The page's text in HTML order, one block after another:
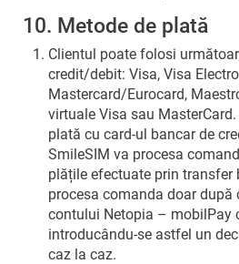
10. Metode de plată
Clientul poate folosi
credit/debit: Visa, Visa
Mastercard/Eurocard,
virtuale Visa sau
plată cu card-ul bancar de
SmileSIM va procesa
plățile efectuate prin transfer
procesa comanda doar după
contului Netopia – mobilPay
introducându-se astfel un
caz la caz.